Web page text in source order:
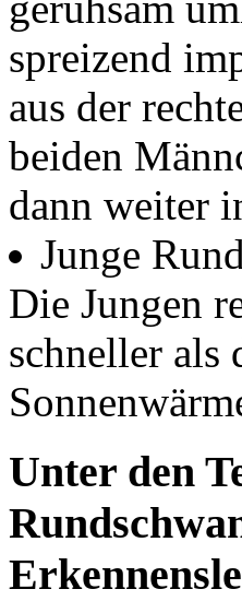
spreizend
aus der
beiden
dann weiter
Junge
Die Jungen
schneller als
Unter den